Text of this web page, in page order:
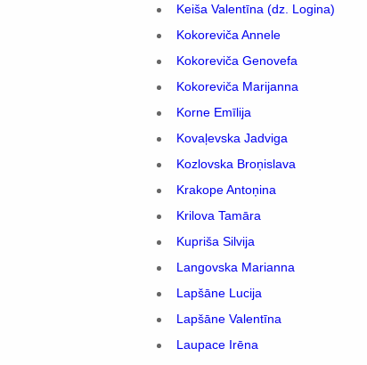
Keiša Valentīna (dz. Logina)
Kokoreviča Annele
Kokoreviča Genovefa
Kokoreviča Marijanna
Korne Emīlija
Kovaļevska Jadviga
Kozlovska Broņislava
Krakope Antoņina
Krilova Tamāra
Kupriša Silvija
Langovska Marianna
Lapšāne Lucija
Lapšāne Valentīna
Laupace Irēna